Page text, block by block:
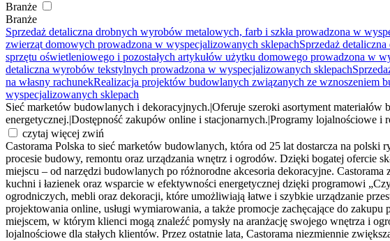
Branże
Branże
Sprzedaż detaliczna drobnych wyrobów metalowych, farb i szkła prowadzona w
zwierząt domowych prowadzona w wyspecjalizowanych sklepachSprzedaż
sprzętu oświetleniowego i pozostałych artykułów użytku domowego prowadzona w
detaliczna wyrobów tekstylnych prowadzona w wyspecjalizowanych sklepach
na własny rachunekRealizacja projektów budowlanych związanych ze wznoszeniem
wyspecjalizowanych sklepach
Sieć marketów budowlanych i dekoracyjnych. Oferuje szeroki asortyment
energetycznej. Dostępność zakupów online i stacjonarnych. Programy lojalnościowe i
czytaj więcej zwiń
Castorama Polska to sieć marketów budowlanych, która od 25 lat dostarcza na
procesie budowy, remontu oraz urządzania wnętrz i ogrodów. Dzięki bogatej ofercie
miejscu – od narzędzi budowlanych po różnorodne akcesoria dekoracyjne.
kuchni i łazienek oraz wsparcie w efektywności energetycznej dzięki programowi
ogrodniczych, mebli oraz dekoracji, które umożliwiają łatwe i szybkie urządzanie
projektowania online, usługi wymiarowania, a także promocje zachęcające do
miejscem, w którym klienci mogą znaleźć pomysły na aranżację swojego wnętrza i
lojalnościowe dla stałych klientów. Przez ostatnie lata, Castorama niezmiennie